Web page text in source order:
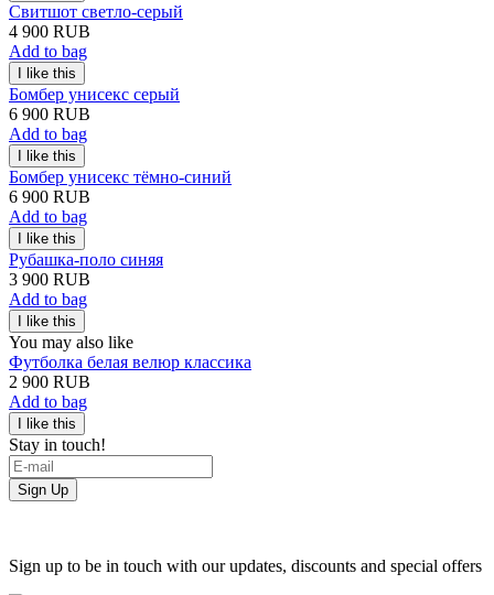
Свитшот светло-серый
4 900 RUB
Add to bag
Бомбер унисекс серый
6 900 RUB
Add to bag
Бомбер унисекс тёмно-синий
6 900 RUB
Add to bag
Рубашка-поло синяя
3 900 RUB
Add to bag
You may also like
Футболка белая велюр классика
2 900 RUB
Add to bag
Stay in touch!
Sign Up
Sign up to be in touch with our updates, discounts and special offers